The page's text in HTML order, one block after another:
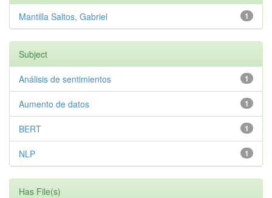
1
Mantilla Saltos, Gabriel
Subject
1
Análisis de sentimientos
1
Aumento de datos
1
BERT
1
NLP
Has File(s)